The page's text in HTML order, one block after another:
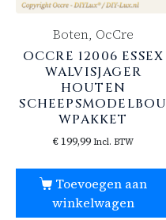
Boten, OcCre
OCCRE 12006 ESSEX
WALVISJAGER
HOUTEN
SCHEEPSMODELBOU
WPAKKET
€199,99 Incl. BTW
Toevoegen aan
winkelwagen